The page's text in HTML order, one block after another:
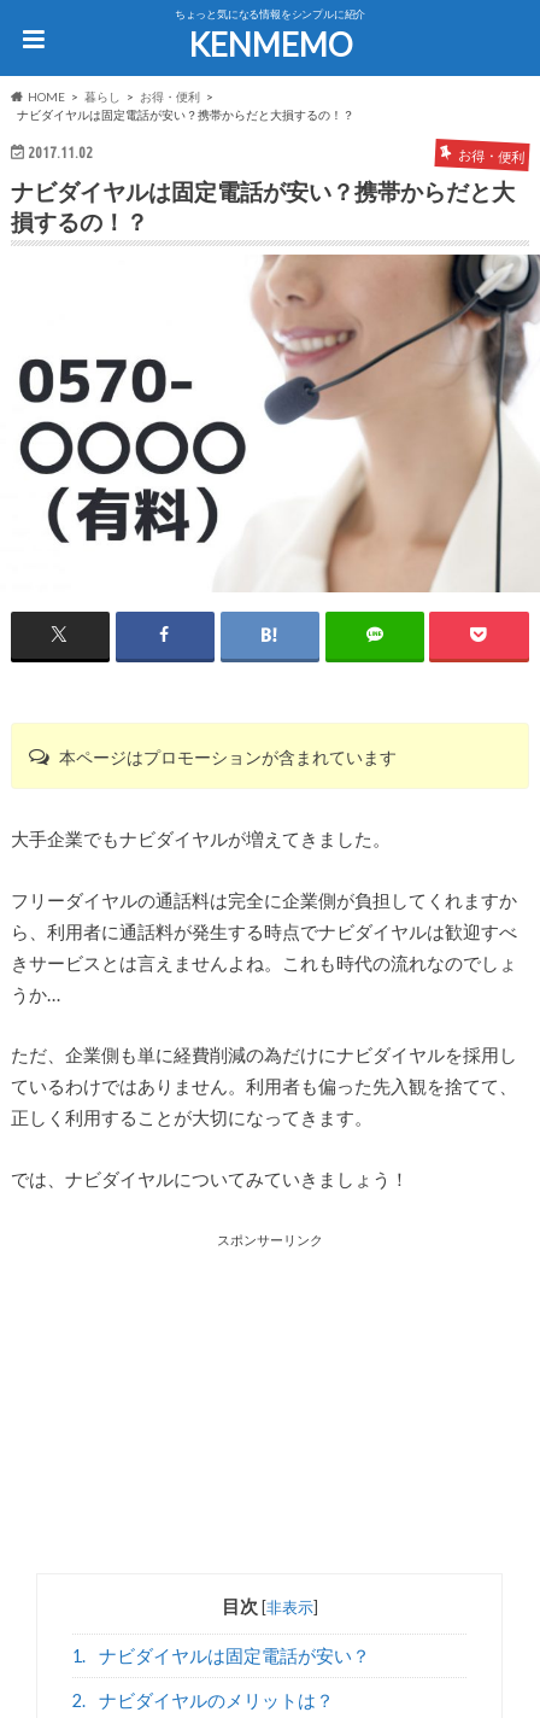
ちょっと気になる情報をシンプルに紹介
KENMEMO
HOME 暮らし
お得・便利
ナビダイヤルは固定電話が安い？携帯からだと大損するの！？
2017.11.02 お得・便利
ナビダイヤルは固定電話が安い？携帯からだと大
損するの！？
本ページはプロモーションが含まれています
大手企業でもナビダイヤルが増えてきました。
フリーダイヤルの通話料は完全に企業側が負担してくれますか
ら、利用者に通話料が発生する時点でナビダイヤルは歓迎すべ
きサービスとは言えませんよね。これも時代の流れなのでしょ
うか…
ただ、企業側も単に経費削減の為だけにナビダイヤルを採用し
ているわけではありません。利用者も偏った先入観を捨てて、
正しく利用することが大切になってきます。
では、ナビダイヤルについてみていきましょう！
スポンサーリンク
目次 [非表示]
1. ナビダイヤルは固定電話が安い？
2. ナビダイヤルのメリットは？